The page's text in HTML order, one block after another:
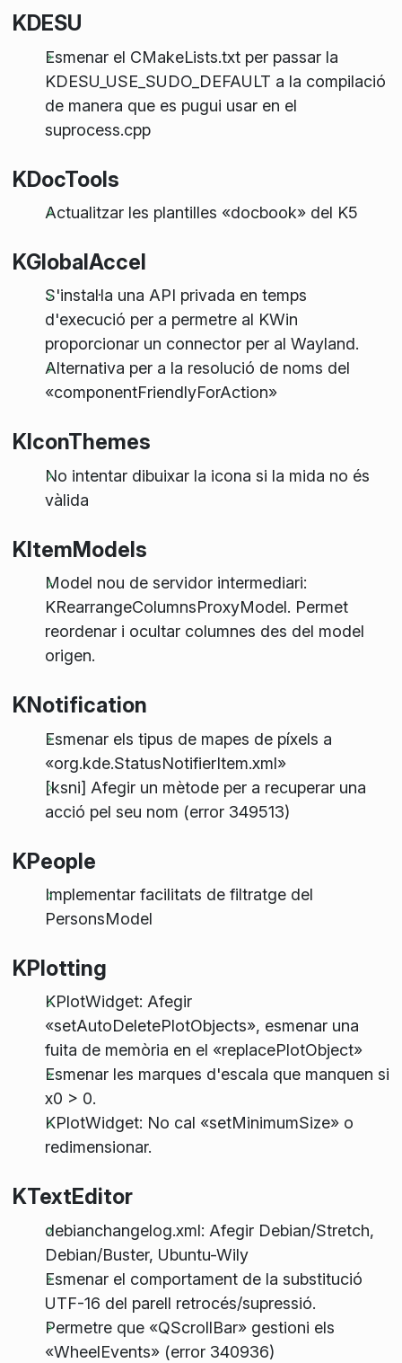
KDESU
Esmenar el CMakeLists.txt per passar la
KDESU_USE_SUDO_DEFAULT a la compilació
de manera que es pugui usar en el
suprocess.cpp
KDocTools
Actualitzar les plantilles «docbook» del K5
KGlobalAccel
S'instal·la una API privada en temps
d'execució per a permetre al KWin
proporcionar un connector per al Wayland.
Alternativa per a la resolució de noms del
«componentFriendlyForAction»
KIconThemes
No intentar dibuixar la icona si la mida no és
vàlida
KItemModels
Model nou de servidor intermediari:
KRearrangeColumnsProxyModel. Permet
reordenar i ocultar columnes des del model
origen.
KNotification
Esmenar els tipus de mapes de píxels a
«org.kde.StatusNotifierItem.xml»
[ksni] Afegir un mètode per a recuperar una
acció pel seu nom (error 349513)
KPeople
Implementar facilitats de filtratge del
PersonsModel
KPlotting
KPlotWidget: Afegir
«setAutoDeletePlotObjects», esmenar una
fuita de memòria en el «replacePlotObject»
Esmenar les marques d'escala que manquen si
x0 > 0.
KPlotWidget: No cal «setMinimumSize» o
redimensionar.
KTextEditor
debianchangelog.xml: Afegir Debian/Stretch,
Debian/Buster, Ubuntu-Wily
Esmenar el comportament de la substitució
UTF-16 del parell retrocés/supressió.
Permetre que «QScrollBar» gestioni els
«WheelEvents» (error 340936)